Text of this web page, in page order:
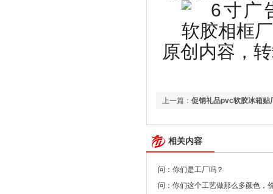
原创内容，
上一篇： 促销礼品pvc软胶冰箱贴
相关内容
问：你们是工厂吗？
问：你们这个工艺做那么多颜色，